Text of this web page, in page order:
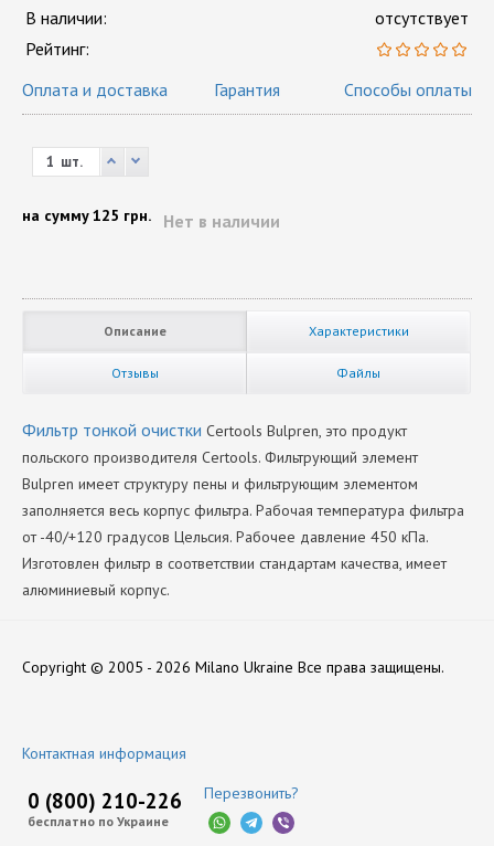
В наличии:
отсутствует
Рейтинг:
Оплата и доставка
Гарантия Способы оплаты
шт.
Нет в наличии
на сумму125 грн.
Описание Характеристики
Отзывы Файлы
Фильтр тонкой очистки Certools Bulpren, это продукт
польского производителя Certools. Фильтрующий элемент
Bulpren имеет структуру пены и фильтрующим элементом
заполняется весь корпус фильтра. Рабочая температура фильтра
от -40/+120 градусов Цельсия. Рабочее давление 450 кПа.
Изготовлен фильтр в соответствии стандартам качества, имеет
алюминиевый корпус.
Copyright © 2005 - 2026 Milano Ukraine Все права защищены.
Контактная информация
0 (800) 210-226
бесплатно по Украине
Перезвонить?